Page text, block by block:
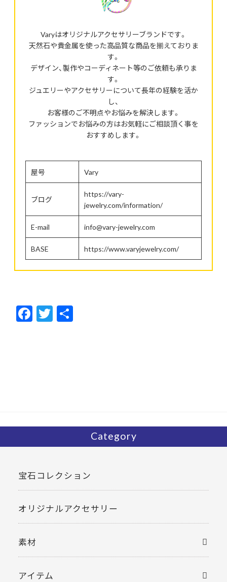
Varyはオリジナルアクセサリーブランドです。
天然石や貴金属を使った高品質な商品を揃えておりま
す。
デザイン、製作やコーディネート等のご依頼も承りま
す。
ジュエリーやアクセサリーについて長年の経験を活か
し、
お客様のご不明点やお悩みを解決します。
ファッションでお悩みの方はお気軽にご相談頂く事を
おすすめします。
屋号 Vary
ブログ
https://vary-
jewelry.com/information/
E-mail info@vary-jewelry.com
BASE https://www.varyjewelry.com/
F
ac
T
w
Category
宝石コレクション
オリジナルアクセサリー
素材
アイテム